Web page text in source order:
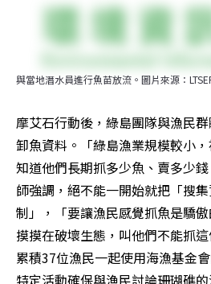
與當地潛水員進行魚苗放流。圖片來源：
摩艾石行動後，綠島團隊與漁民
卸魚資料。「綠島漁業規模較小
知道他們長期抓多少魚、賣多少
師強調，絕不能一開始就把「搜
制」，「要讓漁民感覺抓魚是驕
摸摸在破壞生態，叫他們不能抓
累積37位漁民一起使用海漁基金
特定活動確保與漁民討論珊瑚礁